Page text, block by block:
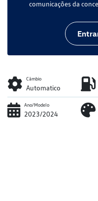
comunicações da
Câmbio
Automatico
Ano/Modelo
2023/2024